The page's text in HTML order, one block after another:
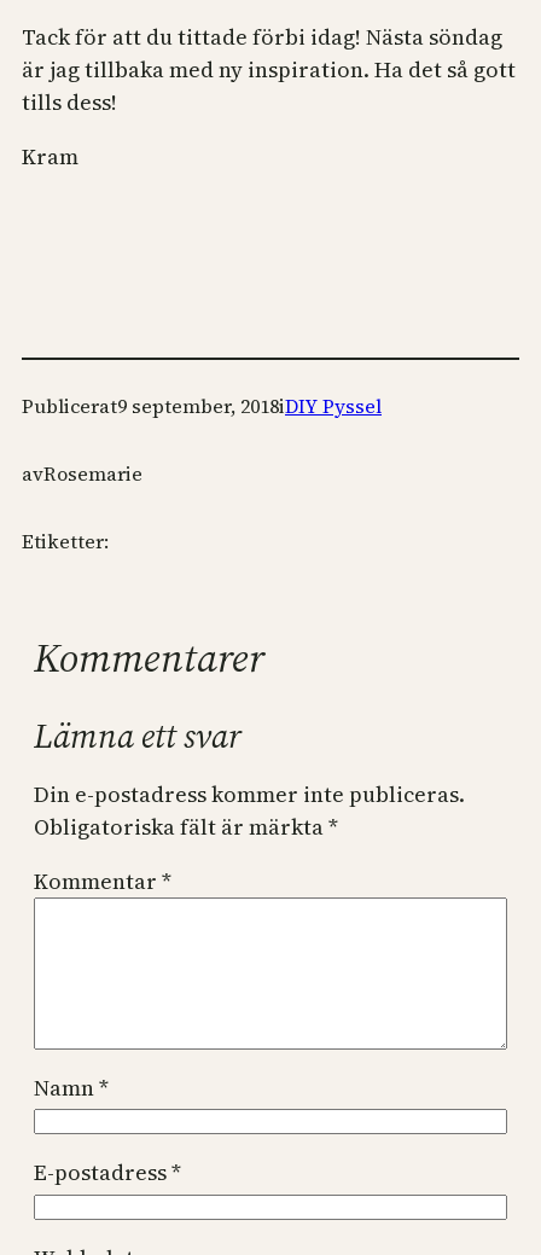
Tack för att du tittade förbi idag! Nästa söndag
är jag tillbaka med ny inspiration. Ha det så gott
tills dess!
Kram
Publicerat9 september, 2018iDIY Pyssel
avRosemarie
Etiketter:
Kommentarer
Lämna ett svar
Din e-postadress kommer inte publiceras.
Obligatoriska fält är märkta*
Kommentar *
Namn*
E-postadress*